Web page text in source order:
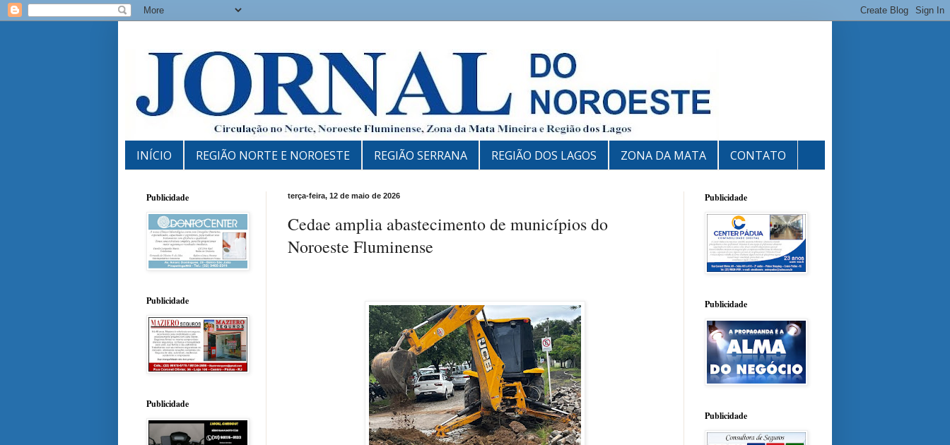
INÍCIO REGIÃO NORTE E NOROESTE REGIÃO SERRANA REGIÃO DOS LAGOS ZONA DA MATA CONTATO
terça-feira, 12 de maio de 2026
Cedae amplia abastecimento de municípios do
Noroeste Fluminense
Publicidade
Publicidade
Publicidade
Publicidade
Publicidade
Publicidade